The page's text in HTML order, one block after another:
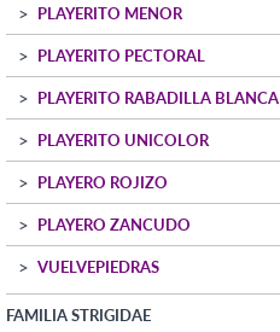
PLAYERITO MENOR
PLAYERITO PECTORAL
PLAYERITO RABADILLA BLANCA
PLAYERITO UNICOLOR
PLAYERO ROJIZO
PLAYERO ZANCUDO
VUELVEPIEDRAS
FAMILIA STRIGIDAE